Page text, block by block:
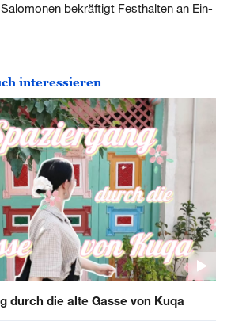
bekräftigt Festhalten an Ein-
interessieren
durch die alte Gasse von Kuqa